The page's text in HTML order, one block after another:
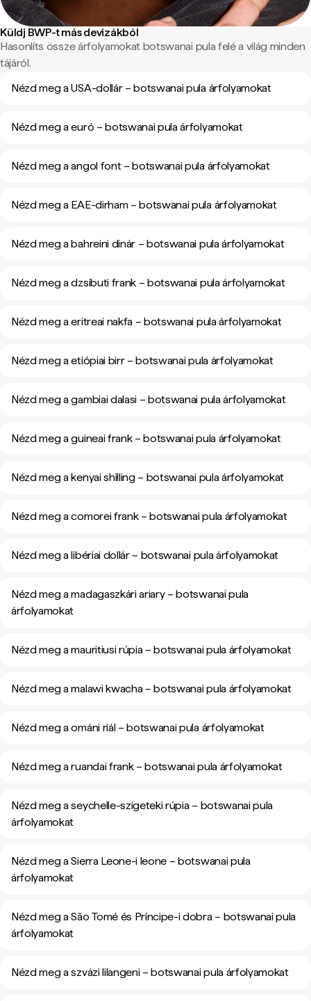
Küldj BWP-t más devizákból
Hasonlíts össze árfolyamokat botswanai pula felé a világ minden
tájáról.
Nézd meg a USA-dollár – botswanai pula árfolyamokat
Nézd meg a euró – botswanai pula árfolyamokat
Nézd meg a angol font – botswanai pula árfolyamokat
Nézd meg a EAE-dirham – botswanai pula árfolyamokat
Nézd meg a bahreini dinár – botswanai pula árfolyamokat
Nézd meg a dzsibuti frank – botswanai pula árfolyamokat
Nézd meg a eritreai nakfa – botswanai pula árfolyamokat
Nézd meg a etiópiai birr – botswanai pula árfolyamokat
Nézd meg a gambiai dalasi – botswanai pula árfolyamokat
Nézd meg a guineai frank – botswanai pula árfolyamokat
Nézd meg a kenyai shilling – botswanai pula árfolyamokat
Nézd meg a comorei frank – botswanai pula árfolyamokat
Nézd meg a libériai dollár – botswanai pula árfolyamokat
Nézd meg a madagaszkári ariary – botswanai pula
árfolyamokat
Nézd meg a mauritiusi rúpia – botswanai pula árfolyamokat
Nézd meg a malawi kwacha – botswanai pula árfolyamokat
Nézd meg a ománi riál – botswanai pula árfolyamokat
Nézd meg a ruandai frank – botswanai pula árfolyamokat
Nézd meg a seychelle-szigeteki rúpia – botswanai pula
árfolyamokat
Nézd meg a Sierra Leone-i leone – botswanai pula
árfolyamokat
Nézd meg a São Tomé és Príncipe-i dobra – botswanai pula
árfolyamokat
Nézd meg a szvázi lilangeni – botswanai pula árfolyamokat